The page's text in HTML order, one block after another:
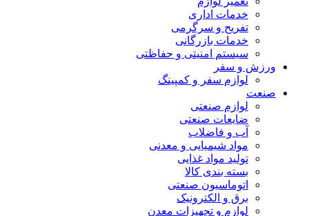
خدمات اداری
تفریح و سرگرمی
خدمات بازرگانی
سیستم امنیتی و حفاظتی
ورزش و سفر
لوازم سفر و کمپینگ
صنعت
لوازم صنعتی
ضایعات صنعتی
آب و فاضلاب
مواد شیمیایی و معدنی
تولید مواد غذایی
بسته بندی کالا
اتوماسیون صنعتی
برق و الکترونیک
لوازم و تجهیزات معدن